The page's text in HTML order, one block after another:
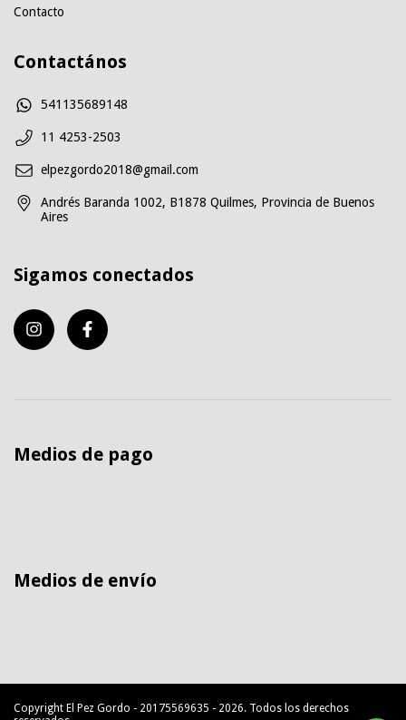
Contacto
Contactános
541135689148
11 4253-2503
elpezgordo2018@gmail.com
Andrés Baranda 1002, B1878 Quilmes, Provincia de Buenos
Aires
Sigamos conectados
Medios de pago
Medios de envío
Copyright El Pez Gordo - 20175569635 - 2026. Todos los derechos